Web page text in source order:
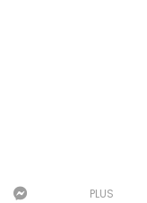
PLUS